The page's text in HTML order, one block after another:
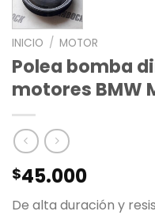
INICIO / MOTOR
Polea bomba
motores BMW
$45.000
De alta duración y